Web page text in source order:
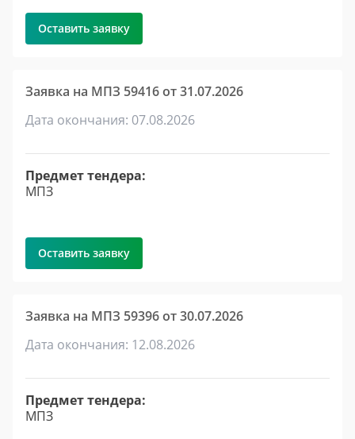
Оставить заявку
Заявка на МПЗ 59416 от 31.07.2026
Дата окончания: 07.08.2026
Предмет тендера:
МПЗ
Оставить заявку
Заявка на МПЗ 59396 от 30.07.2026
Дата окончания: 12.08.2026
Предмет тендера:
МПЗ